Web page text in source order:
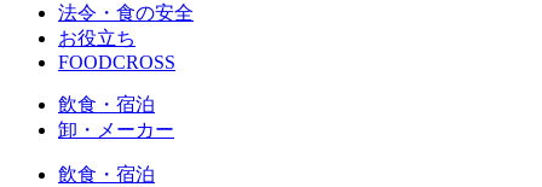
法令・食の安全
お役立ち
FOODCROSS
飲食・宿泊
卸・メーカー
飲食・宿泊